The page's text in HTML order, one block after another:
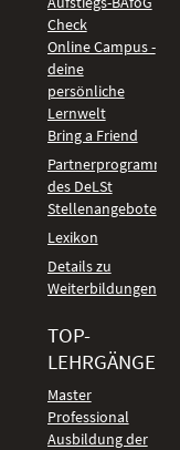
Check
Online Campus -
deine
persönliche
Lernwelt
Bring a Friend
Partnerprogramm
des DeLSt
Stellenangebote
Lexikon
Details zu
Weiterbildungen
TOP-
LEHRGÄNGE
Master
Professional
Ausbildung der